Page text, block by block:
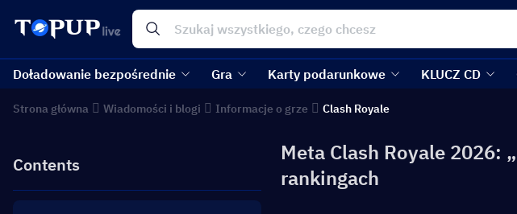
Doładowanie bezpośrednie Gra Karty podarunkowe KLUCZ CD
Strona główna Wiadomości i blogi Informacje o grze Clash Royale
Contents
Meta Clash Royale 2026:
rankingach